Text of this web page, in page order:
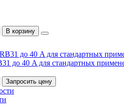
В корзину
до 40 A для стандартных
Запросить цену